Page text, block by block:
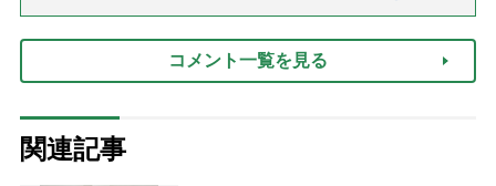
の夏ネックレス」上品＆涼しげ
に見せる4つの法則）
コメント一覧を見る
関連記事